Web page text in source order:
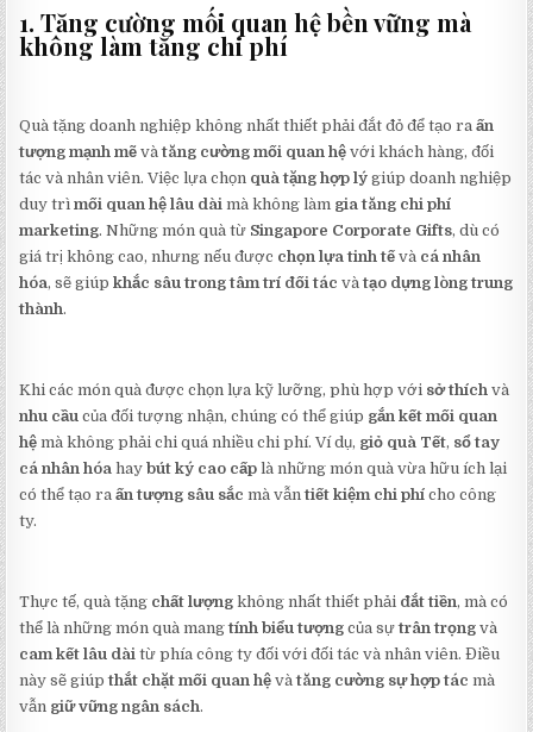
1. Tăng cường mối quan hệ bền vững mà
không làm tăng chi phí
Quà tặng doanh nghiệp không nhất thiết phải đắt đỏ để tạo raấn
tượng mạnh mẽ vàtăng cường mối quan hệ với khách hàng, đối
tác và nhân viên. Việc lựa chọn quà tặng hợp lý giúp doanh nghiệp
duy trìmối quan hệ lâu dài mà không làm gia tăng chi phí
marketing. Những món quà từ Singapore Corporate Gifts, dù có
giá trị không cao, nhưng nếu được chọn lựa tinh tế và cá nhân
hóa, sẽ giúpkhắc sâu trong tâm trí đối tác vàtạo dựng lòng trung
thành.
Khi các món quà được chọn lựa kỹ lưỡng, phù hợp với sở thích và
nhu cầu của đối tượng nhận, chúng có thể giúp gắn kết mối quan
hệ mà không phải chi quá nhiều chi phí. Ví dụ, giỏ quà Tết, sổ tay
cá nhân hóa haybút ký cao cấp là những món quà vừa hữu ích lại
có thể tạo raấn tượng sâu sắc mà vẫntiết kiệm chi phí cho công
ty.
Thực tế, quà tặng chất lượng không nhất thiết phải đắt tiền, mà có
thể là những món quà mangtính biểu tượng của sựtrân trọng và
cam kết lâu dài từ phía công ty đối với đối tác và nhân viên. Điều
này sẽ giúpthắt chặt mối quan hệ vàtăng cường sự hợp tác mà
vẫn giữ vững ngân sách.